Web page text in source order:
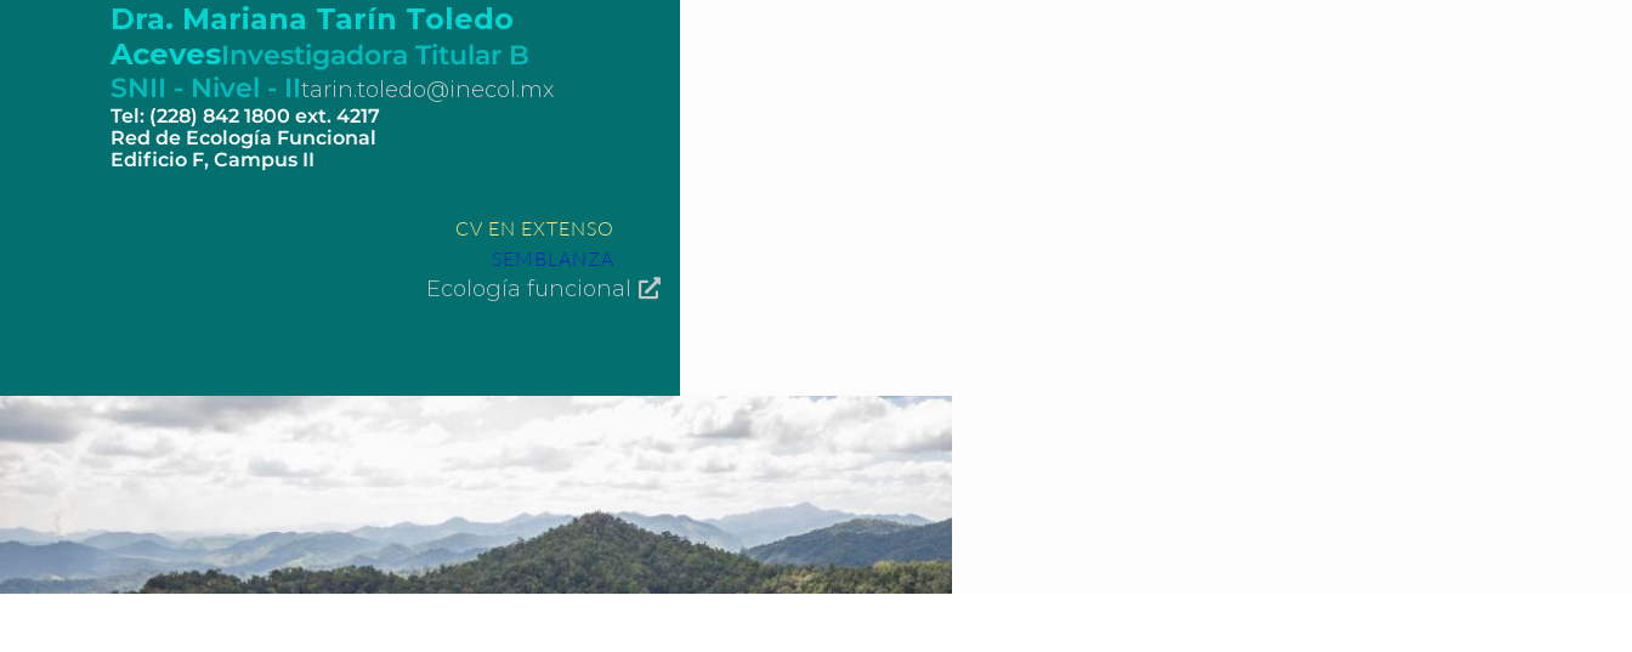
Dra. Mariana Tarín Toledo
AcevesInvestigadora Titular B
SNII - Nivel - IItarin.toledo@inecol.mx
Tel: (228) 842 1800 ext. 4217
Red de Ecología Funcional
Edificio F, Campus II
CV EN EXTENSO
SEMBLANZA
Ecología funcional